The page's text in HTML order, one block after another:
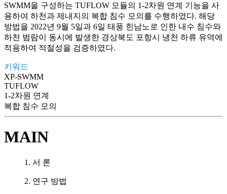
SWMM을 구성하는 TUFLOW 모듈의 1-2차원 연계 기능을 사
용하여 하천과 제내지의 복합 침수 모의를 수행하였다. 해당
방법을 2022년 9월 5일과 6일 태풍 힌남노로 인한 내수 침수와
하천 범람이 동시에 발생한 경상북도 포항시 냉천 하류 유역에
적용하여 적절성을 검증하였다.
키워드
XP-SWMM
TUFLOW
1-2차원 연계
복합 침수 모의
MAIN
1. 서 론
2. 연구 방법